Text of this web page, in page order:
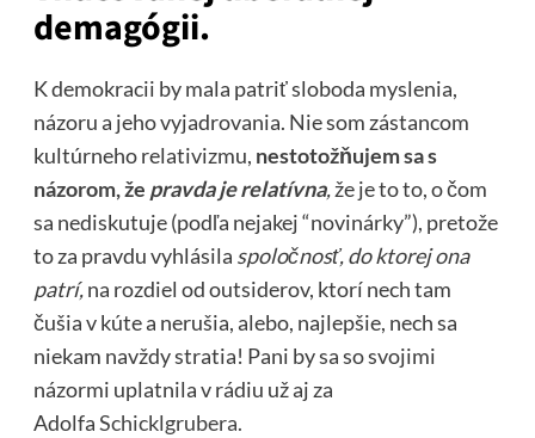
demagógii.
K demokracii by mala patriť sloboda myslenia,
názoru a jeho vyjadrovania. Nie som zástancom
kultúrneho relativizmu, nestotožňujem sa s
názorom, že pravda je relatívna,že je to to, o čom
sa nediskutuje (podľa nejakej “novinárky”), pretože
to za pravdu vyhlásila spoločnosť, do ktorej ona
patrí,na rozdiel od outsiderov, ktorí nech tam
čušia v kúte a nerušia, alebo, najlepšie, nech sa
niekam navždy stratia! Pani by sa so svojimi
názormi uplatnila v rádiu už aj za
AdolfaSchicklgrubera.